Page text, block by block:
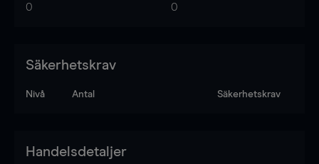
0 0
Säkerhetskrav
Nivå Antal Säkerhetskrav
Handelsdetaljer